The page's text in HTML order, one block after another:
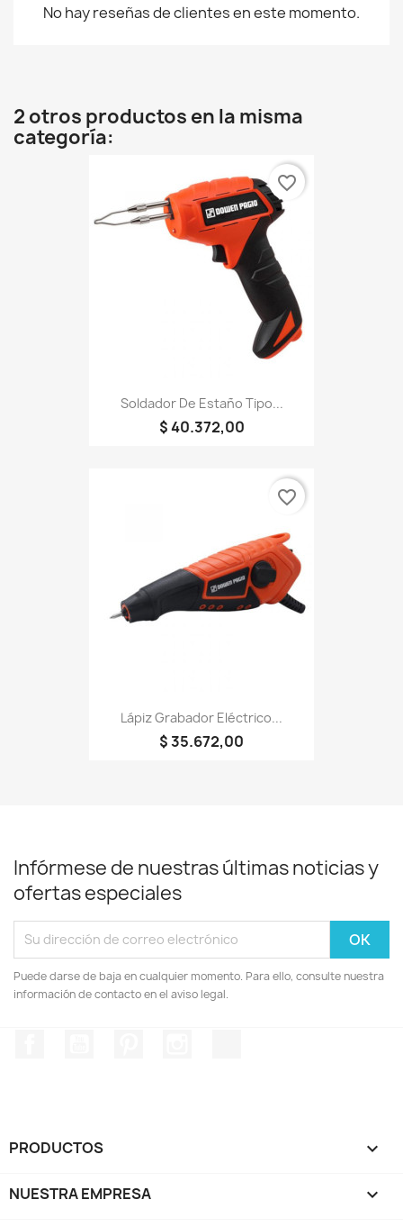
No hay reseñas de clientes en este momento.
2 otros productos en la misma
categoría:
Soldador De Estaño Tipo...
$ 40.372,00
favorite_border
Lápiz Grabador Eléctrico...
$ 35.672,00
favorite_border
Infórmese de nuestras últimas noticias y
ofertas especiales
Puede darse de baja en cualquier momento. Para ello, consulte nuestra
información de contacto en el aviso legal.
PRODUCTOS 
NUESTRA EMPRESA 